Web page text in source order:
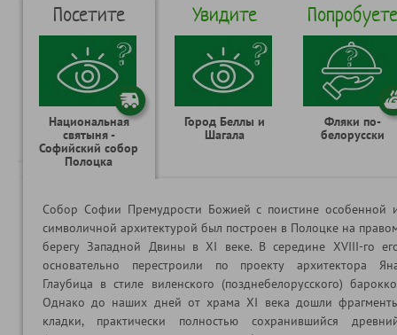
Посетите
Национальная
святыня -
Софийский собор
Полоцка
Увидите
Город Беллы и
Шагала
Попробуете
Фляки по-
белорусски
Собор Софии Премудрости Божией с поистине особенной
символичной архитектурой был построен в Полоцке на
берегу Западной Двины в ХI веке. В середине XVIII-го
основательно перестроили по проекту архитектора
Глаубица в стиле виленского (позднебелорусского)
Однако до наших дней от храма ХI века дошли
кладки, практически полностью сохранившийся